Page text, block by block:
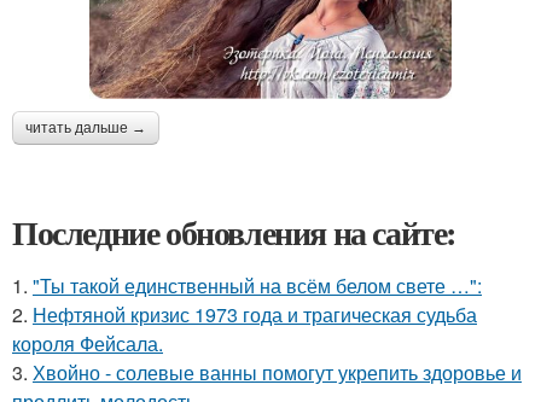
читать дальше →
Последние обновления на сайте:
1. "Ты такой единственный на всём белом свете …":
2. Нефтяной кризис 1973 года и трагическая судьба
короля Фейсала.
3. Хвойно - солевые ванны помогут укрепить здоровье и